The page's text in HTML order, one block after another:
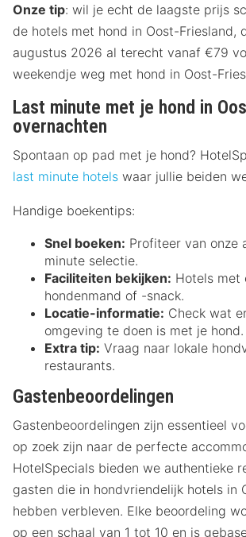
Onze tip: wil je echt de laagste prijs
de hotels met hond in Oost-Friesland,
augustus 2026 al terecht vanaf €79
weekendje weg met hond in Oost-
Last minute met je hond in
overnachten
Spontaan op pad met je hond?
last minute hotels waar jullie beiden
Handige boekentips:
Snel boeken: Profiteer van onze
minute selectie.
Faciliteiten bekijken: Hotels met
hondenmand of -snack.
Locatie-informatie: Check wat
omgeving te doen is met je hond.
Extra tip: Vraag naar lokale
restaurants.
Gastenbeoordelingen
Gastenbeoordelingen zijn essentieel
op zoek zijn naar de perfecte
HotelSpecials bieden we authentieke
gasten die in hondvriendelijk hotels in
hebben verbleven. Elke beoordeling
op een schaal van 1 tot 10 en is